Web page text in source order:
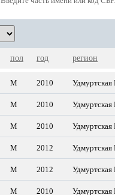
пол год регион
М 2010 Удмуртская
М 2010 Удмуртская
М 2010 Удмуртская
М 2012 Удмуртская
М 2012 Удмуртская
М 2010 Удмуртская